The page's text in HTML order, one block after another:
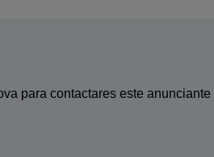
para contactares este anunciante